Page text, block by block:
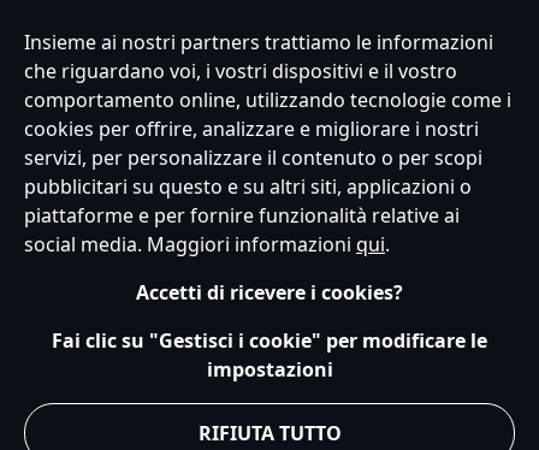
Italy
Servizio Clienti Termini d'Uso Trova Negozio
Mappa del Sito
Normativa Europea sul trattamento dei dati personali
Informativa sulla privacy
Politica dei Cookie
Informativa sulla privacy UE
Termini e Condizioni generali
Gestisci le impostazioni dei Cookies
s172 Statements
Insieme ai nostri partners trattiamo le informazioni
che riguardano voi, i vostri dispositivi e il vostro
comportamento online, utilizzando tecnologie come i
cookies per offrire, analizzare e migliorare i nostri
servizi, per personalizzare il contenuto o per scopi
pubblicitari su questo e su altri siti, applicazioni o
piattaforme e per fornire funzionalità relative ai
social media. Maggiori informazioni qui.
Accetti di ricevere i cookies?
Fai clic su "Gestisci i cookie" per modificare le
impostazioni
RIFIUTA TUTTO